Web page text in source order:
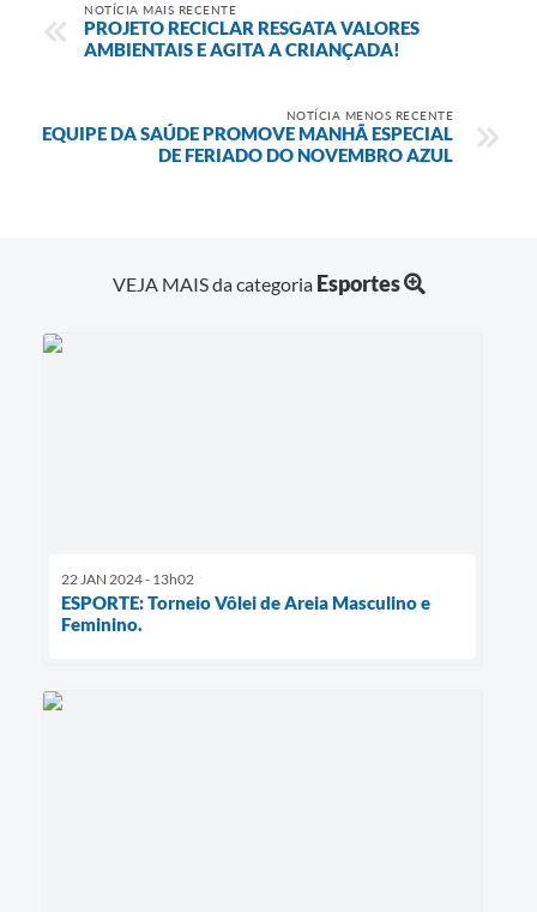
NOTÍCIA MAIS RECENTE
PROJETO RECICLAR RESGATA VALORES
AMBIENTAIS E AGITA A CRIANÇADA!
NOTÍCIA MENOS RECENTE
EQUIPE DA SAÚDE PROMOVE MANHÃ ESPECIAL
DE FERIADO DO NOVEMBRO AZUL
VEJA MAIS da categoria Esportes
22 JAN 2024 - 13h02
ESPORTE: Torneio Vôlei de Areia Masculino e
Feminino.